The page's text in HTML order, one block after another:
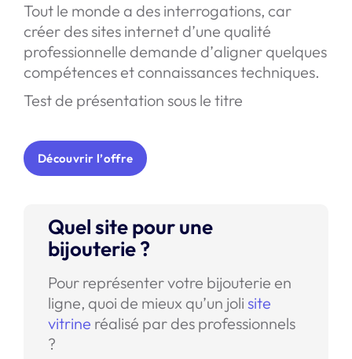
Tout le monde a des interrogations, car
créer des sites internet d’une qualité
professionnelle demande d’aligner quelques
compétences et connaissances techniques.
Test de présentation sous le titre
Découvrir l’offre
Quel site pour une
bijouterie ?
Pour représenter votre bijouterie en
ligne, quoi de mieux qu’un jolisite
vitrine réalisé par des professionnels
?